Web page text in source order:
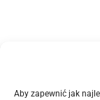
Aby zapewnić jak